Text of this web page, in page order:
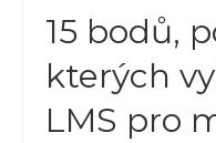
15 bodů,
kterých
LMS pro